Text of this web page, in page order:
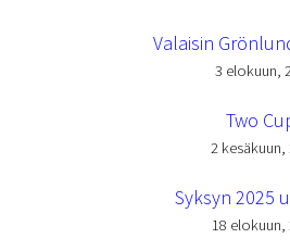
Valaisin
3 elokuun,
Two
2 kesäkuun,
Syksyn 2025
18 elokuun,